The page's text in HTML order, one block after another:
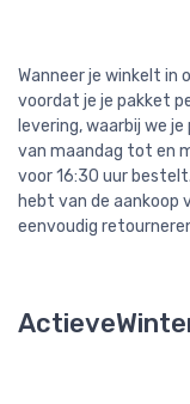
Wanneer je winkelt in
voordat je je pakket
levering, waarbij we
van maandag tot en
voor 16:30 uur
hebt van de aankoop
eenvoudig